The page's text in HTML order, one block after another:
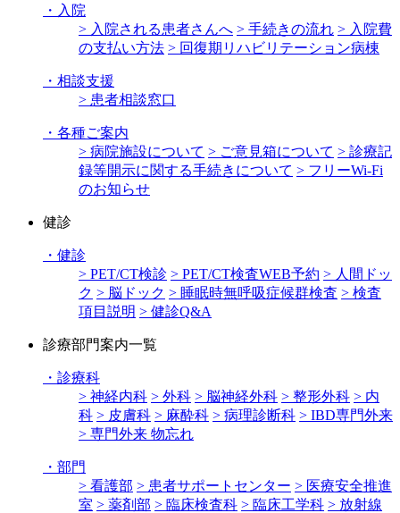
・ 入院
> 入院される患者さんへ > 手続きの流れ > 入院費
の支払い方法 > 回復期リハビリテーション病棟
・ 相談支援
> 患者相談窓口
・ 各種ご案内
> 病院施設について > ご意見箱について > 診療記
録等開示に関する手続きについて > フリーWi-Fi
のお知らせ
健診
・ 健診
> PET/CT検診 > PET/CT検査WEB予約 > 人間ドッ
ク > 脳ドック > 睡眠時無呼吸症候群検査 > 検査
項目説明 > 健診Q&A
診療部門案内一覧
・ 診療科
> 神経内科 > 外科 > 脳神経外科 > 整形外科 > 内
科 > 皮膚科 > 麻酔科 > 病理診断科 > IBD専門外来
> 専門外来 物忘れ
・ 部門
> 看護部 > 患者サポートセンター > 医療安全推進
室 > 薬剤部 > 臨床検査科 > 臨床工学科 > 放射線